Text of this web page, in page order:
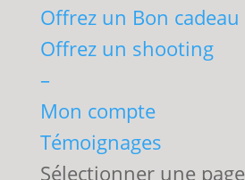
Offrez un Bon cadeau
Offrez un shooting
–
Mon compte
Témoignages
Sélectionner une page